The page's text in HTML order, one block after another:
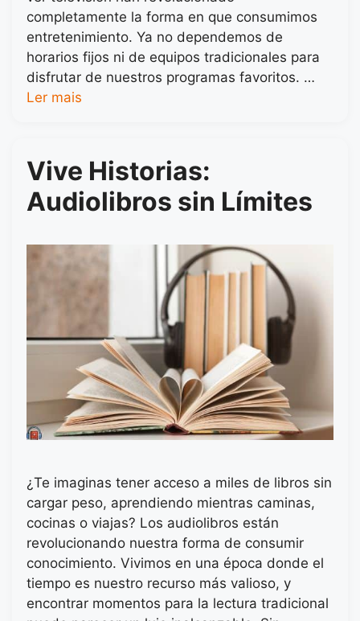
completamente la forma en que consumimos
entretenimiento. Ya no dependemos de
horarios fijos ni de equipos tradicionales para
disfrutar de nuestros programas favoritos. …
Ler mais
Vive Historias:
Audiolibros sin Límites
¿Te imaginas tener acceso a miles de libros sin
cargar peso, aprendiendo mientras caminas,
cocinas o viajas? Los audiolibros están
revolucionando nuestra forma de consumir
conocimiento. Vivimos en una época donde el
tiempo es nuestro recurso más valioso, y
encontrar momentos para la lectura tradicional